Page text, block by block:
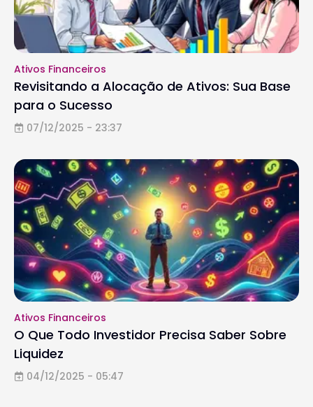
Ativos Financeiros
Revisitando a Alocação de Ativos: Sua Base
para o Sucesso
07/12/2025 - 23:37
Ativos Financeiros
O Que Todo Investidor Precisa Saber Sobre
Liquidez
04/12/2025 - 05:47